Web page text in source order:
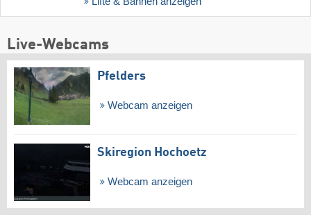
Live-Webcams
Pfelders
Webcam anzeigen
Skiregion Hochoetz
Webcam anzeigen